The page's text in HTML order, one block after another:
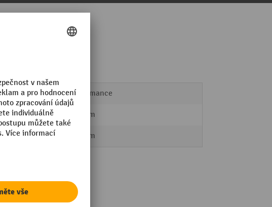
Performance
445 mm
325 mm